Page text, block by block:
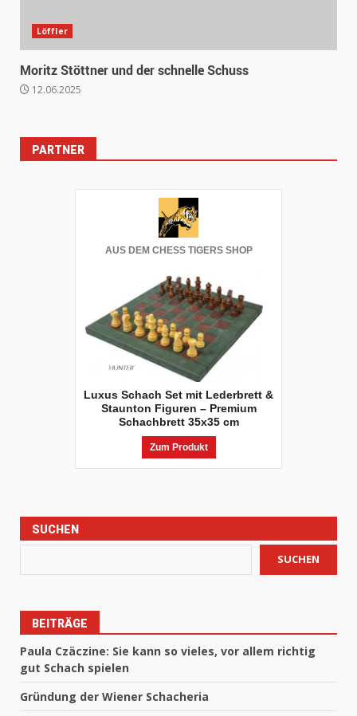
Löffler
Moritz Stöttner und der schnelle Schuss
12.06.2025
PARTNER
AUS DEM CHESS TIGERS SHOP
Luxus Schach Set mit Lederbrett &
Staunton Figuren – Premium
Schachbrett 35x35 cm
Zum Produkt
SUCHEN
SUCHEN
BEITRÄGE
Paula Czäczine: Sie kann so vieles, vor allem richtig
gut Schach spielen
Gründung der Wiener Schacheria